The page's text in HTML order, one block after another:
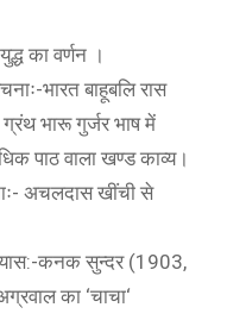
का वर्णन ।
भारत बाहूबलि रास
ग्रंथ भारू गुर्जर भाष में
पाठ वाला खण्ड काव्य।
अचलदास खींची से
कनक सुन्दर (1903,
का ‘चाचा‘